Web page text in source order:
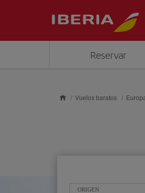
Reservar
Vuelos baratos
ORIGEN